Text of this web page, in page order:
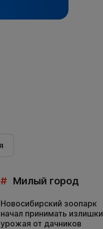
# Милый город
Новосибирский зоопарк
начал принимать излишки
урожая от дачников